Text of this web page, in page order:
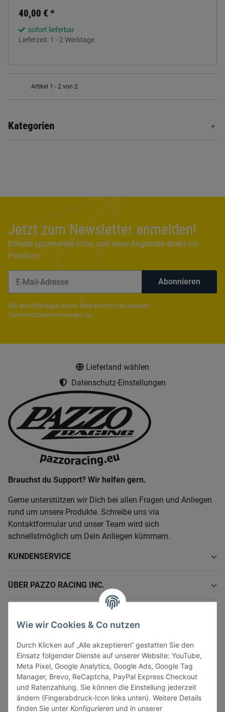
Wie wir Cookies & Co nutzen
Durch Klicken auf „Alle akzeptieren“ gestatten Sie den
Einsatz folgender Dienste auf unserer Website: YouTube,
Meta Pixel, Google Analytics, Google Ads, Google Tag
Manager, Brevo, ReCaptcha, PayPal Express Checkout
und Ratenzahlung. Sie können die Einstellung jederzeit
ändern (Fingerabdruck-Icon links unten). Weitere Details
finden Sie unter Konfigurieren und in unserer
40,00 € *
sofort lieferbar
Lieferzeit: 1 - 2 Werktage
Artikel 1 - 2 von 2
Kategorien
Jetzt zum Newsletter anmelden!
Erhalte spannende Infos und neue Angebote direkt ins
Postfach
Abonnieren
Mit dem Eintragen deiner Mail stimmst du unseren
Dateschutzbestimmungen zu.
Lieferland wählen
Datenschutz-Einstellungen
Brauchst du Support? Wir helfen gern.
Gerne unterstützen wir Dich bei allen Fragen und Anliegen
rund um unsere Produkte. Schreibe uns via
Kontaktformular und unser Team wird sich
schnellstmöglich um Dein Anliegen kümmern.
KUNDENSERVICE
ÜBER PAZZO RACING INC.
GESETZLICHE INFORMATIONEN
Vertrag widerrufen